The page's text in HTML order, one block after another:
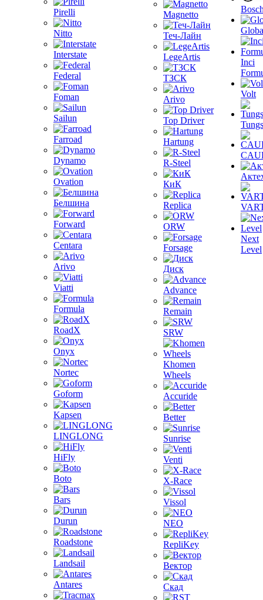
Pirelli
Nitto
Interstate
Federal
Foman
Sailun
Farroad
Dynamo
Ovation
Белшина
Forward
Centara
Arivo
Viatti
Formula
RoadX
Onyx
Nortec
Goform
Kapsen
LINGLONG
HiFly
Boto
Bars
Durun
Roadstone
Landsail
Antares
Magnetto
Теч-Лайн
LegeArtis
ТЗСК
Arivo
Top Driver
Hartung
R-Steel
КиК
Replica
ORW
Forsage
Диск
Advance
Remain
SRW
Khomen
Wheels
Accuride
Better
Sunrise
Venti
X-Race
Vissol
NEO
RepliKey
Вектор
Скад
Inci
Volt
Next
Level